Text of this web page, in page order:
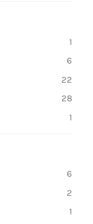
1
6
22
28
1
6
2
1